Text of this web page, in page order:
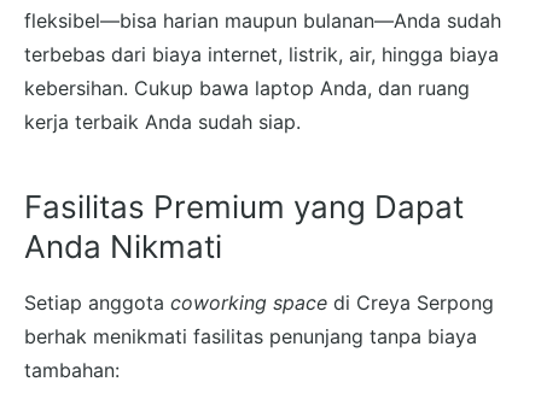
fleksibel—bisa harian maupun bulanan—Anda sudah
terbebas dari biaya internet, listrik, air, hingga biaya
kebersihan. Cukup bawa laptop Anda, dan ruang
kerja terbaik Anda sudah siap.
Fasilitas Premium yang Dapat
Anda Nikmati
Setiap anggota coworking space di Creya Serpong
berhak menikmati fasilitas penunjang tanpa biaya
tambahan: